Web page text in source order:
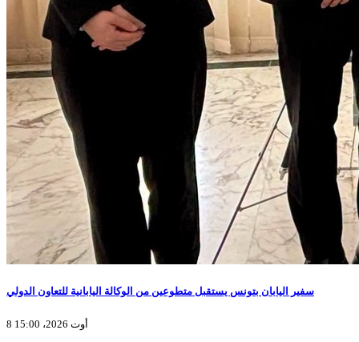
سفير اليابان بتونس يستقبل متطوعين من الوكالة اليابانية للتعاون الدولي
8 أوت 2026، 15:00